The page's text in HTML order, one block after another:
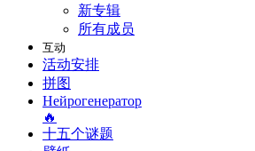
新专辑
所有成员
互动
活动安排
拼图
Нейрогенератор
🔥
十五个谜题